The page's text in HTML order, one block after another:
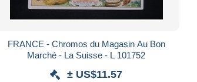
FRANCE - Chromos du Magasin Au Bon
Marché - La Suisse - L 101752
± US$11.57